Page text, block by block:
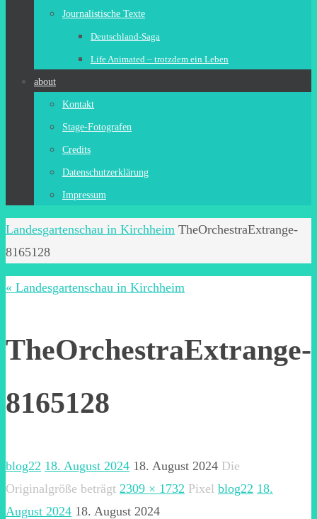
Journalistische Texte
Deutschland-Saga
Life Animated – trotzdem ein Leben
about
Kontakt
Stage-Fotografen
Credits
Datenschutzerklärung
Impressum
Start
Landesgartenschau in Kirchheim TheOrchestraExtrange-
8165128
« Landesgartenschau in Kirchheim
TheOrchestraExtrange-
8165128
blog22 18. August 2024 18. August 2024 Die
Originalgröße beträgt 2309 × 1732 Pixel blog22 18.
August 2024 18. August 2024